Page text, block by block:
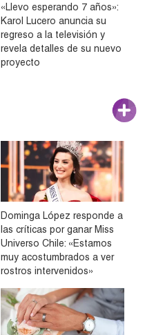
«Llevo esperando 7 años»:
Karol Lucero anuncia su
regreso a la televisión y
revela detalles de su nuevo
proyecto
Dominga López responde a
las críticas por ganar Miss
Universo Chile: «Estamos
muy acostumbrados a ver
rostros intervenidos»